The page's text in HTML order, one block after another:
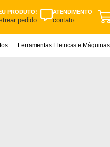
PRODUTO!
pedido
ATENDIMENTO
contato
Ferramentas Eletricas e Máquinas